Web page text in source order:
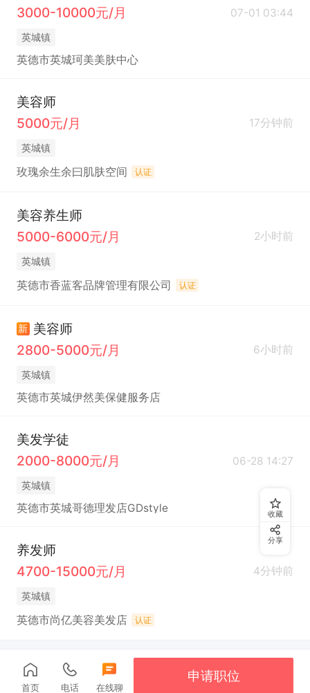
3000-10000元/月
07-01 03:44
英城镇
英德市英城珂美美肤中心
美容师
5000元/月
17分钟前
英城镇
玫瑰余生余曰肌肤空间 认证
美容养生师
5000-6000元/月
2小时前
英城镇
英德市香蓝客品牌管理有限公司 认证
新 美容师
2800-5000元/月
6小时前
英城镇
英德市英城伊然美保健服务店
美发学徒
2000-8000元/月
06-28 14:27
英城镇
英德市英城哥德理发店GDstyle
养发师
4700-15000元/月
4分钟前
英城镇
英德市尚亿美容美发店 认证
收藏
分享
首页 电话 在线聊
申请职位